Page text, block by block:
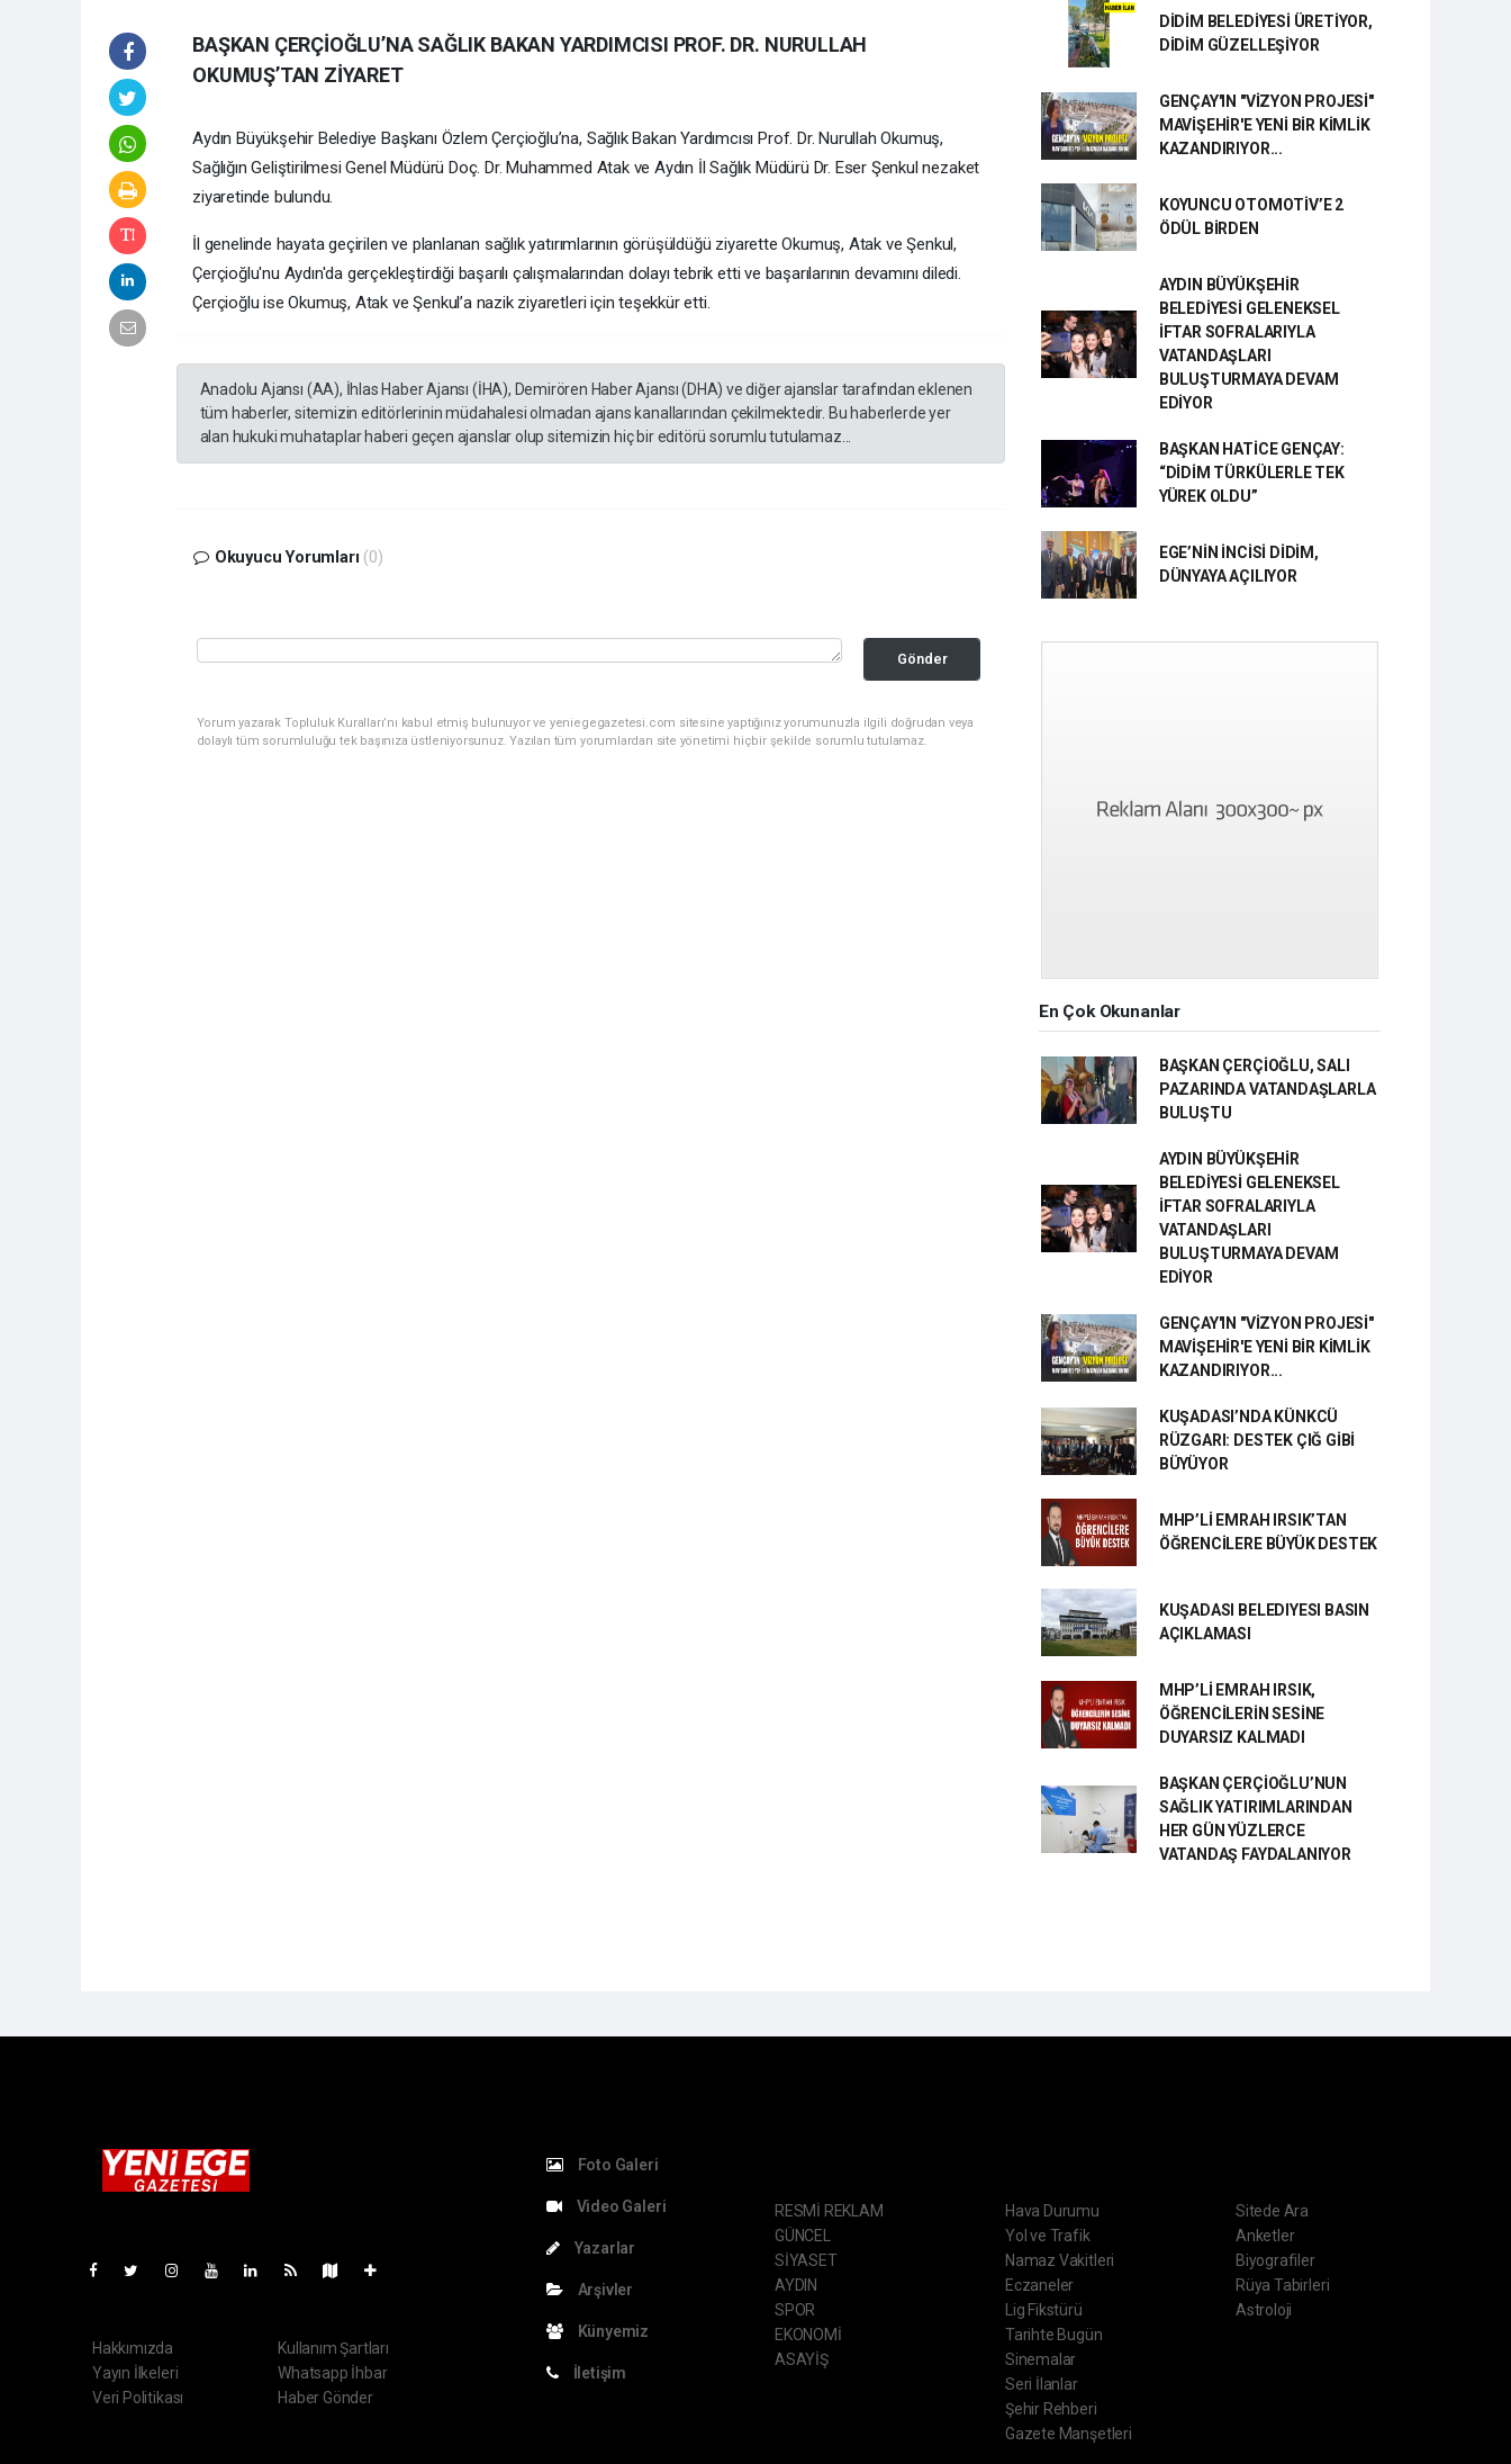
BAŞKAN ÇERÇİOĞLU’NA SAĞLIK BAKAN YARDIMCISI PROF. DR. NURULLAH
OKUMUŞ’TAN ZİYARET
Aydın Büyükşehir Belediye Başkanı Özlem Çerçioğlu’na, Sağlık Bakan Yardımcısı Prof. Dr. Nurullah Okumuş,
Sağlığın Geliştirilmesi Genel Müdürü Doç. Dr. Muhammed Atak ve Aydın İl Sağlık Müdürü Dr. Eser Şenkul nezaket
ziyaretinde bulundu.
İl genelinde hayata geçirilen ve planlanan sağlık yatırımlarının görüşüldüğü ziyarette Okumuş, Atak ve Şenkul,
Çerçioğlu'nu Aydın'da gerçekleştirdiği başarılı çalışmalarından dolayı tebrik etti ve başarılarının devamını diledi.
Çerçioğlu ise Okumuş, Atak ve Şenkul’a nazik ziyaretleri için teşekkür etti.
Anadolu Ajansı (AA), İhlas Haber Ajansı (İHA), Demirören Haber Ajansı (DHA) ve diğer ajanslar tarafından eklenen
tüm haberler, sitemizin editörlerinin müdahalesi olmadan ajans kanallarından çekilmektedir. Bu haberlerde yer
alan hukuki muhataplar haberi geçen ajanslar olup sitemizin hiç bir editörü sorumlu tutulamaz...
Okuyucu Yorumları (0)
Gönder
Yorum yazarak Topluluk Kuralları’nı kabul etmiş bulunuyor ve yeniegegazetesi.com sitesine yaptığınız yorumunuzla ilgili doğrudan veya
dolaylı tüm sorumluluğu tek başınıza üstleniyorsunuz. Yazılan tüm yorumlardan site yönetimi hiçbir şekilde sorumlu tutulamaz.
DİDİM BELEDİYESİ ÜRETİYOR,
DİDİM GÜZELLEŞİYOR
GENÇAY'IN "VİZYON PROJESİ"
MAVİŞEHİR'E YENİ BİR KİMLİK
KAZANDIRIYOR...
KOYUNCU OTOMOTİV’E 2
ÖDÜL BİRDEN
AYDIN BÜYÜKŞEHİR
BELEDİYESİ GELENEKSEL
İFTAR SOFRALARIYLA
VATANDAŞLARI
BULUŞTURMAYA DEVAM
EDİYOR
BAŞKAN HATİCE GENÇAY:
“DİDİM TÜRKÜLERLE TEK
YÜREK OLDU”
EGE’NİN İNCİSİ DİDİM,
DÜNYAYA AÇILIYOR
En Çok Okunanlar
BAŞKAN ÇERÇİOĞLU, SALI
PAZARINDA VATANDAŞLARLA
BULUŞTU
AYDIN BÜYÜKŞEHİR
BELEDİYESİ GELENEKSEL
İFTAR SOFRALARIYLA
VATANDAŞLARI
BULUŞTURMAYA DEVAM
EDİYOR
GENÇAY'IN "VİZYON PROJESİ"
MAVİŞEHİR'E YENİ BİR KİMLİK
KAZANDIRIYOR...
KUŞADASI’NDA KÜNKCÜ
RÜZGARI: DESTEK ÇIĞ GİBİ
BÜYÜYOR
MHP’Lİ EMRAH IRSIK’TAN
ÖĞRENCİLERE BÜYÜK DESTEK
KUŞADASI BELEDIYESI BASIN
AÇIKLAMASI
MHP’Lİ EMRAH IRSIK,
ÖĞRENCİLERİN SESİNE
DUYARSIZ KALMADI
BAŞKAN ÇERÇİOĞLU’NUN
SAĞLIK YATIRIMLARINDAN
HER GÜN YÜZLERCE
VATANDAŞ FAYDALANIYOR
Hakkımızda
Yayın İlkeleri
Veri Politikası
Kullanım Şartları
Whatsapp İhbar
Haber Gönder
Foto Galeri
Video Galeri
Yazarlar
Arşivler
Künyemiz
İletişim
RESMİ REKLAM
GÜNCEL
SİYASET
AYDIN
SPOR
EKONOMİ
ASAYİŞ
Hava Durumu
Yol ve Trafik
Namaz Vakitleri
Eczaneler
Lig Fikstürü
Tarihte Bugün
Sinemalar
Seri İlanlar
Şehir Rehberi
Gazete Manşetleri
Sitede Ara
Anketler
Biyografiler
Rüya Tabirleri
Astroloji